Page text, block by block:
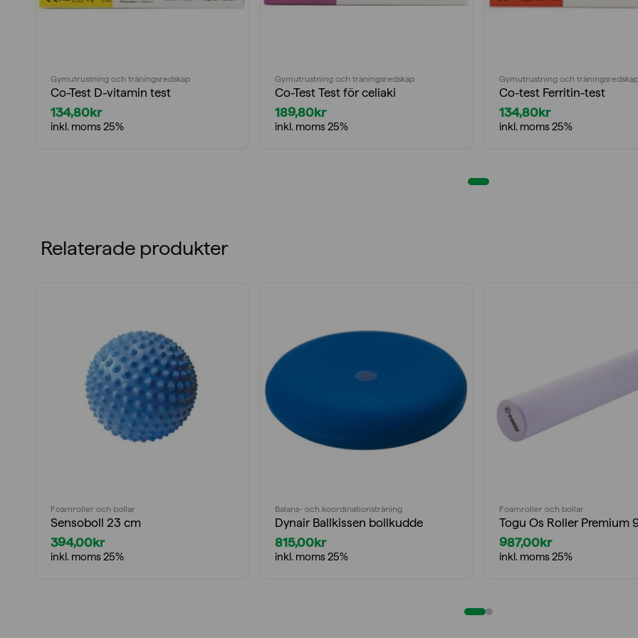
Gymutrustning och träningsredskap
Co-Test D-vitamin test
134,80kr
inkl. moms 25%
Gymutrustning och träningsredskap
Co-Test Test för celiaki
189,80kr
inkl. moms 25%
Gymutrustning och träningsredskap
Co-test Ferritin-test
134,80kr
inkl. moms 25%
Relaterade produkter
Foamroller och bollar
Sensoboll 23 cm
394,00kr
inkl. moms 25%
Balans- och koordinationsträning
Dynair Ballkissen bollkudde
815,00kr
inkl. moms 25%
Foamroller och bollar
Togu Os Roller Premium
987,00kr
inkl. moms 25%